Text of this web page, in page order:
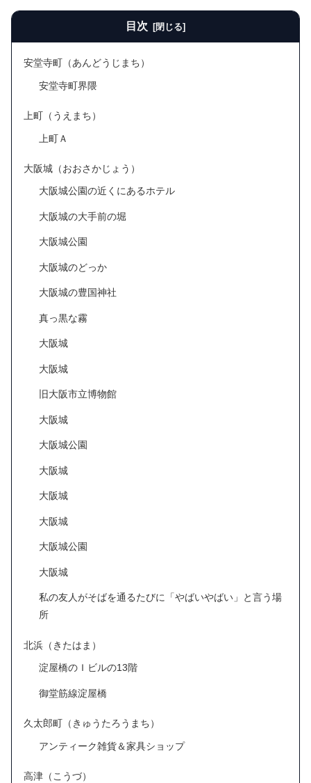
目次
安堂寺町（あんどうじまち）
安堂寺町界隈
上町（うえまち）
上町Ａ
大阪城（おおさかじょう）
大阪城公園の近くにあるホテル
大阪城の大手前の堀
大阪城公園
大阪城のどっか
大阪城の豊国神社
真っ黒な霧
大阪城
大阪城
旧大阪市立博物館
大阪城
大阪城公園
大阪城
大阪城
大阪城
大阪城公園
大阪城
私の友人がそばを通るたびに「やばいやばい」と言う場
所
北浜（きたはま）
淀屋橋のＩビルの13階
御堂筋線淀屋橋
久太郎町（きゅうたろうまち）
アンティーク雑貨＆家具ショップ
高津（こうづ）